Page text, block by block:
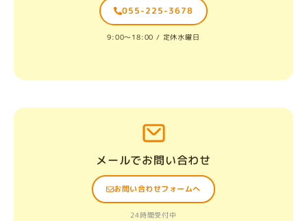
055-225-3678
9:00〜18:00 / 定休水曜日
メールでお問い合わせ
お問い合わせフォームへ
24時間受付中